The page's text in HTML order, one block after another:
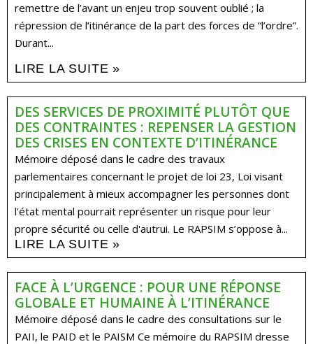
remettre de l’avant un enjeu trop souvent oublié ; la
répression de l’itinérance de la part des forces de “l’ordre”.
Durant...
LIRE LA SUITE »
DES SERVICES DE PROXIMITÉ PLUTÔT QUE
DES CONTRAINTES : REPENSER LA GESTION
DES CRISES EN CONTEXTE D’ITINÉRANCE
Mémoire déposé dans le cadre des travaux
parlementaires concernant le projet de loi 23, Loi visant
principalement à mieux accompagner les personnes dont
l'état mental pourrait représenter un risque pour leur
propre sécurité ou celle d'autrui. Le RAPSIM s’oppose à...
LIRE LA SUITE »
FACE À L’URGENCE : POUR UNE RÉPONSE
GLOBALE ET HUMAINE À L’ITINÉRANCE
Mémoire déposé dans le cadre des consultations sur le
PAII, le PAID et le PAISM Ce mémoire du RAPSIM dresse